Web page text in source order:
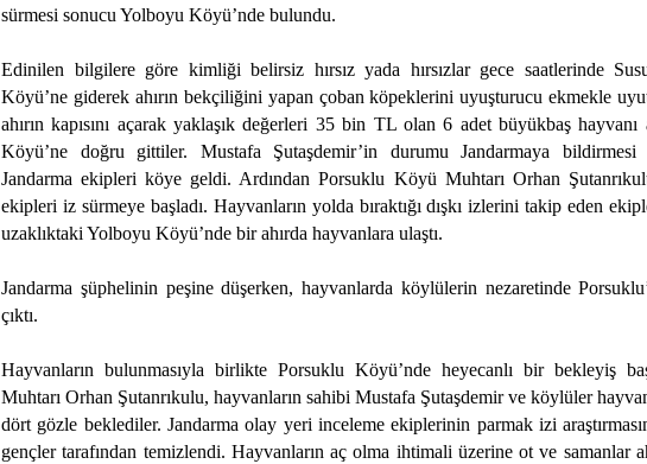
sürmesi sonucu Yolboyu Köyü’nde bulundu.
Edinilen bilgilere göre kimliği belirsiz hırsız yada hırsızlar gece saatlerinde
Köyü’ne giderek ahırın bekçiliğini yapan çoban köpeklerini uyuşturucu ekmekle
ahırın kapısını açarak yaklaşık değerleri 35 bin TL olan 6 adet büyükbaş
Köyü’ne doğru gittiler. Mustafa Şutaşdemir’in durumu Jandarmaya bildirmesi
Jandarma ekipleri köye geldi. Ardından Porsuklu Köyü Muhtarı Orhan
ekipleri iz sürmeye başladı. Hayvanların yolda bıraktığı dışkı izlerini takip eden
uzaklıktaki Yolboyu Köyü’nde bir ahırda hayvanlara ulaştı.
Jandarma şüphelinin peşine düşerken, hayvanlarda köylülerin nezaretinde
çıktı.
Hayvanların bulunmasıyla birlikte Porsuklu Köyü’nde heyecanlı bir bekleyiş
Muhtarı Orhan Şutanrıkulu, hayvanların sahibi Mustafa Şutaşdemir ve köylüler
dört gözle beklediler. Jandarma olay yeri inceleme ekiplerinin parmak izi
gençler tarafından temizlendi. Hayvanların aç olma ihtimali üzerine ot ve samanlar